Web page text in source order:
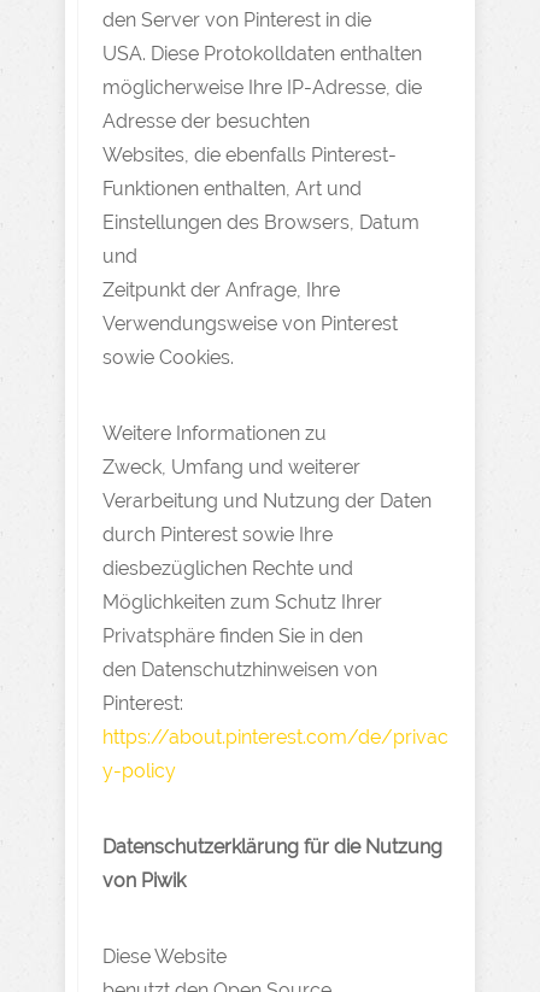
den Server von Pinterest in die
USA. Diese Protokolldaten enthalten
möglicherweise Ihre IP-Adresse, die
Adresse der besuchten
Websites, die ebenfalls Pinterest-
Funktionen enthalten, Art und
Einstellungen des Browsers, Datum
und
Zeitpunkt der Anfrage, Ihre
Verwendungsweise von Pinterest
sowie Cookies.
Weitere Informationen zu
Zweck, Umfang und weiterer
Verarbeitung und Nutzung der Daten
durch Pinterest sowie Ihre
diesbezüglichen Rechte und
Möglichkeiten zum Schutz Ihrer
Privatsphäre finden Sie in den
den Datenschutzhinweisen von
Pinterest:
https://about.pinterest.com/de/privac
y-policy
Datenschutzerklärung für die Nutzung
von Piwik
Diese Website